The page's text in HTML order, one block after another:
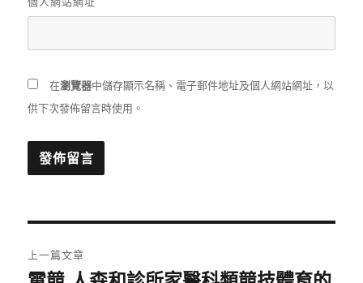
在瀏覽器中儲存顯示名稱、電子郵件地址及個人網站網址，以
供下次發佈留言時使用。
章
上一篇文章
上